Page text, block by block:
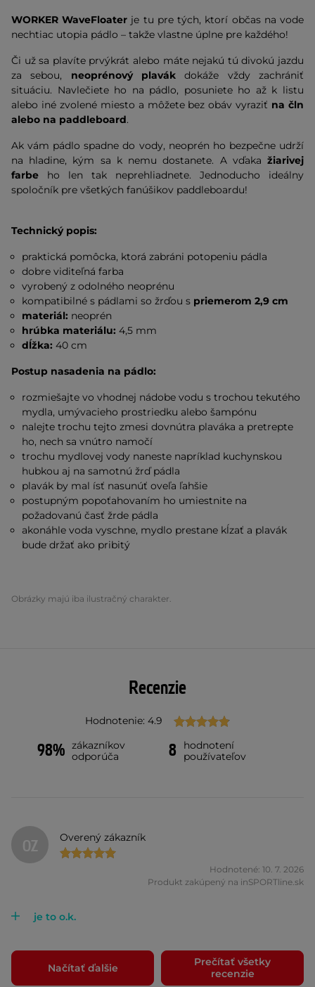
WORKER WaveFloater je tu pre tých, ktorí občas na vode
nechtiac utopia pádlo – takže vlastne úplne pre každého!
Či už sa plavíte prvýkrát alebo máte nejakú tú divokú jazdu
za sebou, neoprénový plavák dokáže vždy zachrániť
situáciu. Navlečiete ho na pádlo, posuniete ho až k listu
alebo iné zvolené miesto a môžete bez obáv vyraziť na čln
alebo na paddleboard.
Ak vám pádlo spadne do vody, neoprén ho bezpečne udrží
na hladine, kým sa k nemu dostanete. A vďaka žiarivej
farbe ho len tak neprehliadnete. Jednoducho ideálny
spoločník pre všetkých fanúšikov paddleboardu!
Technický popis:
praktická pomôcka, ktorá zabráni potopeniu pádla
dobre viditeľná farba
vyrobený z odolného neoprénu
kompatibilné s pádlami so žrďou s priemerom 2,9 cm
materiál: neoprén
hrúbka materiálu: 4,5 mm
dĺžka: 40 cm
Postup nasadenia na pádlo:
rozmiešajte vo vhodnej nádobe vodu s trochou tekutého
mydla, umývacieho prostriedku alebo šampónu
nalejte trochu tejto zmesi dovnútra plaváka a pretrepte
ho, nech sa vnútro namočí
trochu mydlovej vody naneste napríklad kuchynskou
hubkou aj na samotnú žrď pádla
plavák by mal ísť nasunúť oveľa ľahšie
postupným popoťahovaním ho umiestnite na
požadovanú časť žrde pádla
akonáhle voda vyschne, mydlo prestane kĺzať a plavák
bude držať ako pribitý
Obrázky majú iba ilustračný charakter.
Recenzie
Hodnotenie: 4.9
98% zákazníkov
odporúča
8
hodnotení
používateľov
OZ Overený zákazník
Hodnotené: 10. 7. 2026
Produkt zakúpený na inSPORTline.sk
je to o.k.
Načítať ďalšie
Prečítať všetky
recenzie